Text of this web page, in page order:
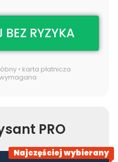
RYZYKA
• karta płatnicza
PRO
Najczęściej wybierany